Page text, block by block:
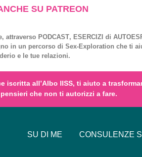
SU PATREON
attraverso PODCAST, ESERCIZI di
in un percorso di Sex-Exploration che ti
e le tue relazioni.
iscritta all’Albo IISS, ti aiuto a
pensieri che non ti autorizzi a fare.
SU DI ME CONSULENZE